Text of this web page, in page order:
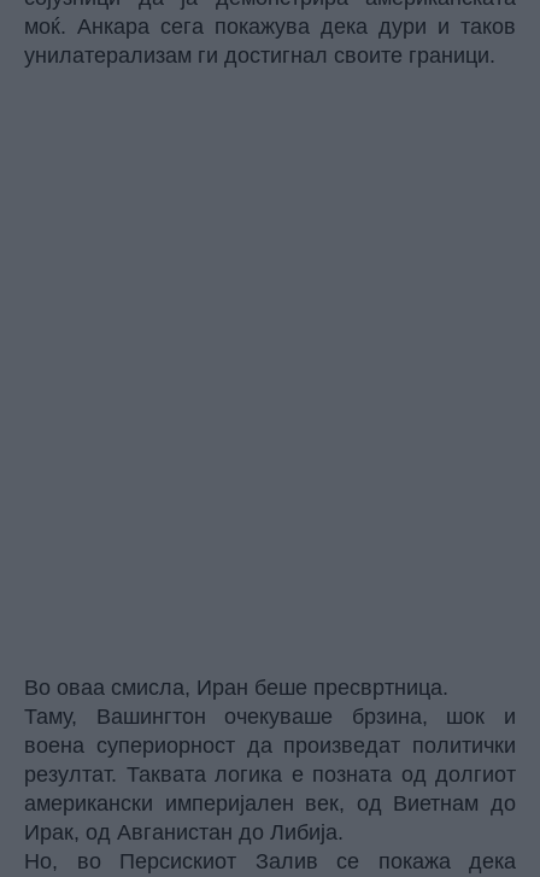
моќ. Анкара сега покажува дека дури и таков
унилатерализам ги достигнал своите граници.
Во оваа смисла, Иран беше пресвртница.
Таму, Вашингтон очекуваше брзина, шок и
воена супериорност да произведат политички
резултат. Таквата логика е позната од долгиот
американски империјален век, од Виетнам до
Ирак, од Авганистан до Либија.
Но, во Персискиот Залив се покажа дека